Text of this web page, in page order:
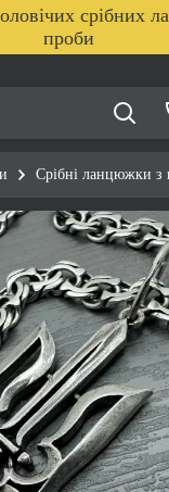
срібних
проби
Срібні ланцюжки з